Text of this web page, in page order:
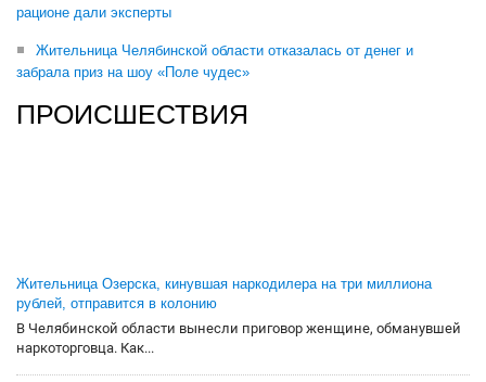
рационе дали эксперты
Жительница Челябинской области отказалась от денег и
забрала приз на шоу «Поле чудес»
ПРОИСШЕСТВИЯ
Жительница Озерска, кинувшая наркодилера на три миллиона
рублей, отправится в колонию
В Челябинской области вынесли приговор женщине, обманувшей
наркоторговца. Как...